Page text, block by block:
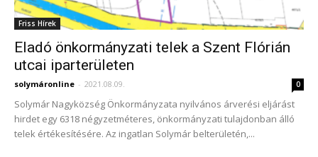
Friss Hírek
Eladó önkormányzati telek a Szent Flórián
utcai iparterületen
solymáronline - 2021.08.09. 0
Solymár Nagyközség Önkormányzata nyilvános árverési eljárást
hirdet egy 6318 négyzetméteres, önkormányzati tulajdonban álló
telek értékesítésére. Az ingatlan Solymár belterületén,...